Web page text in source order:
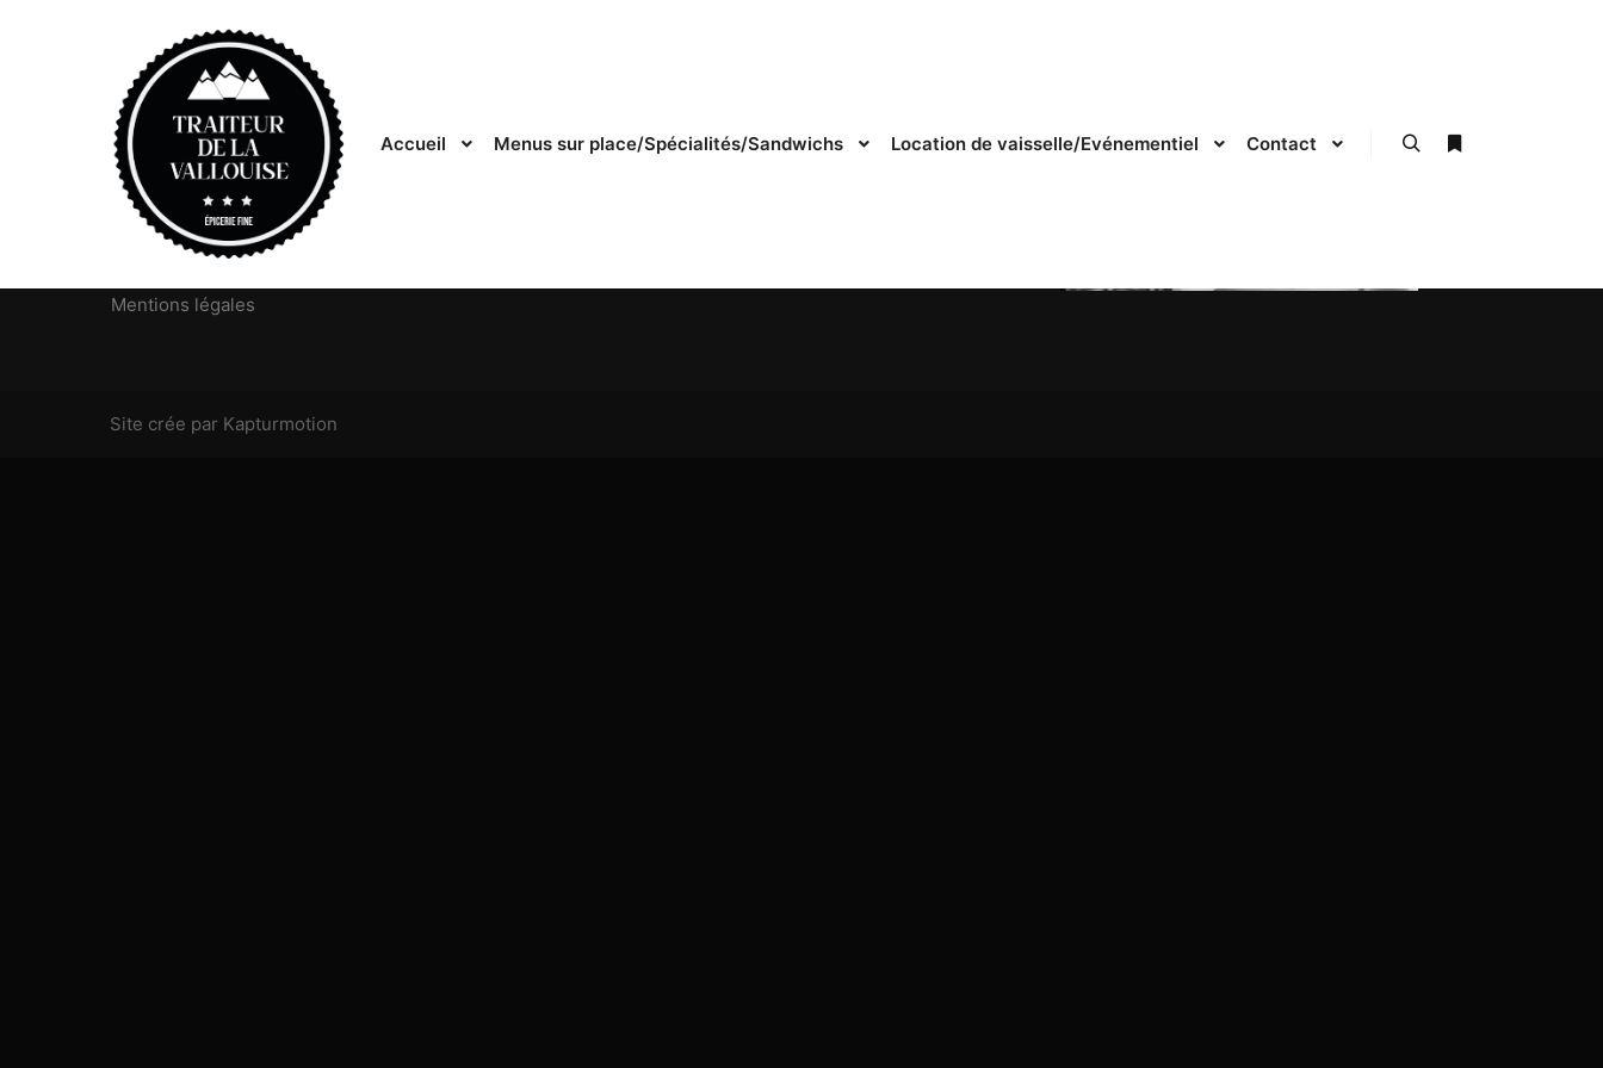
Accueil Menus sur place/Spécialités/Sandwichs Location de vaisselle/Evénementiel Contact
MENU
Accueil
Traiteur
Location de vaisselle/Evénementiel
Épicerie fine
Mentions légales
Site crée par Kapturmotion